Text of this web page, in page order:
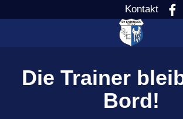
Kontakt
Verein
Die Trainer
Bord!